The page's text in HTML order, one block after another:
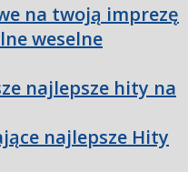
na twoją imprezę
weselne
najlepsze hity na
najlepsze Hity